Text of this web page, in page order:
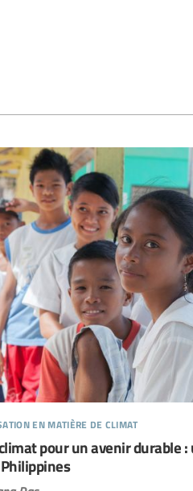
en matière de climat
pour un avenir durable